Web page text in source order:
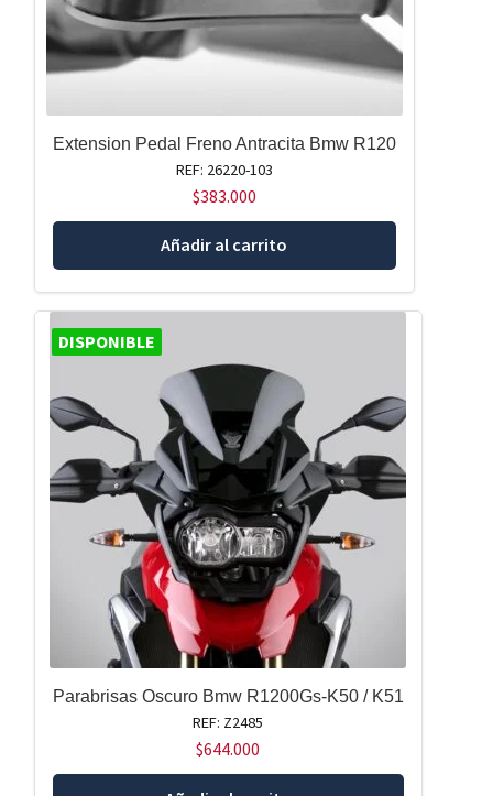
Extension Pedal Freno Antracita Bmw R120
REF: 26220-103
$383.000
Añadir al carrito
DISPONIBLE
Parabrisas Oscuro Bmw R1200Gs-K50 / K51
REF: Z2485
$644.000